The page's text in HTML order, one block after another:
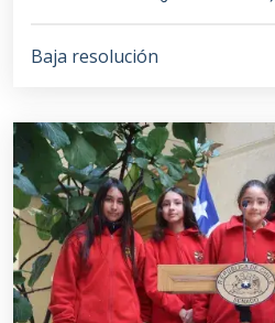
Baja resolución